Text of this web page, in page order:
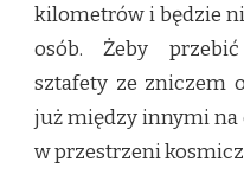
kilometrów i będzie
osób. Żeby
sztafety ze zniczem
już między innymi na
w przestrzeni